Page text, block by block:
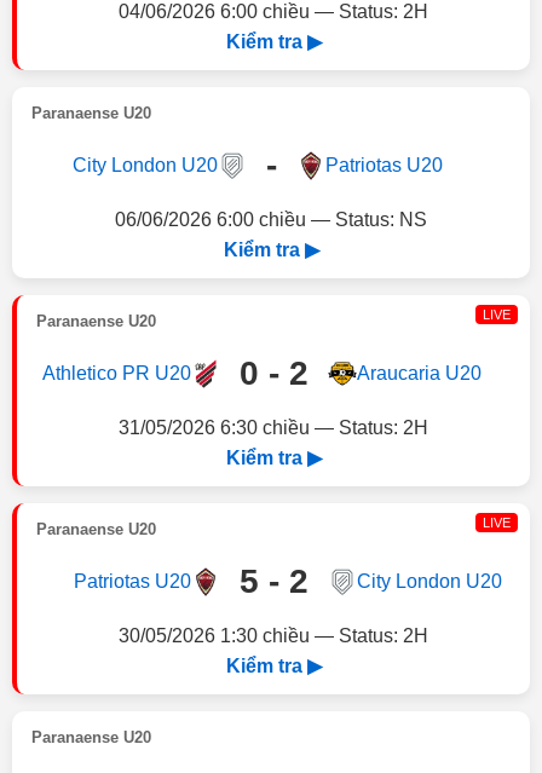
04/06/2026 6:00 chiều — Status: 2H
Kiểm tra ▶
Paranaense U20
City London U20 - Patriotas U20
06/06/2026 6:00 chiều — Status: NS
Kiểm tra ▶
Paranaense U20 LIVE
Athletico PR U20 0 - 2 Araucaria U20
31/05/2026 6:30 chiều — Status: 2H
Kiểm tra ▶
Paranaense U20 LIVE
Patriotas U20 5 - 2 City London U20
30/05/2026 1:30 chiều — Status: 2H
Kiểm tra ▶
Paranaense U20